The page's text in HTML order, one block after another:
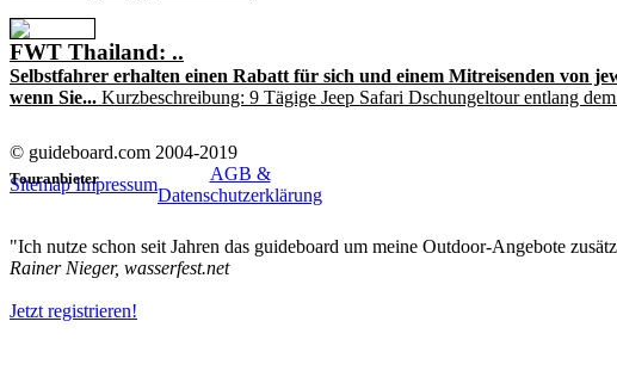
FWT Thailand: ..
Selbstfahrer erhalten einen Rabatt für sich und einem Mitreisenden von
wenn Sie... Kurzbeschreibung: 9 Tägige Jeep Safari Dschungeltour entlang
Touranbieter
"Ich nutze schon seit Jahren das guideboard um meine Outdoor-Angebote
Rainer Nieger, wasserfest.net
Jetzt registrieren!
© guideboard.com 2004-2019
SitemapImpressum
AGB &
Datenschutzerklärung